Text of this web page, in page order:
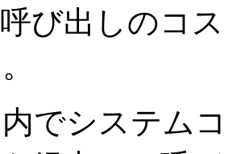
び出しのコ
でシステム